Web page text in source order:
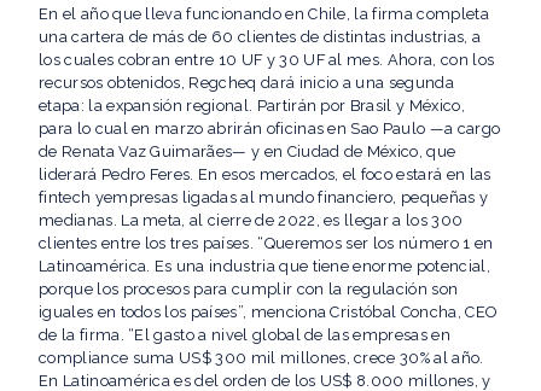
En el año que lleva funcionando en Chile, la firma completa
una cartera de más de 60 clientes de distintas industrias, a
los cuales cobran entre 10 UF y 30 UF al mes. Ahora, con los
recursos obtenidos, Regcheq dará inicio a una segunda
etapa: la expansión regional. Partirán por Brasil y México,
para lo cual en marzo abrirán oficinas en Sao Paulo —a cargo
de Renata Vaz Guimarães— y en Ciudad de México, que
liderará Pedro Feres. En esos mercados, el foco estará en las
fintech yempresas ligadas al mundo financiero, pequeñas y
medianas. La meta, al cierre de 2022, es llegar a los 300
clientes entre los tres países. “Queremos ser los número 1 en
Latinoamérica. Es una industria que tiene enorme potencial,
porque los procesos para cumplir con la regulación son
iguales en todos los países”, menciona Cristóbal Concha, CEO
de la firma. “El gasto a nivel global de las empresas en
compliance suma US$ 300 mil millones, crece 30% al año.
En Latinoamérica es del orden de los US$ 8.000 millones, y